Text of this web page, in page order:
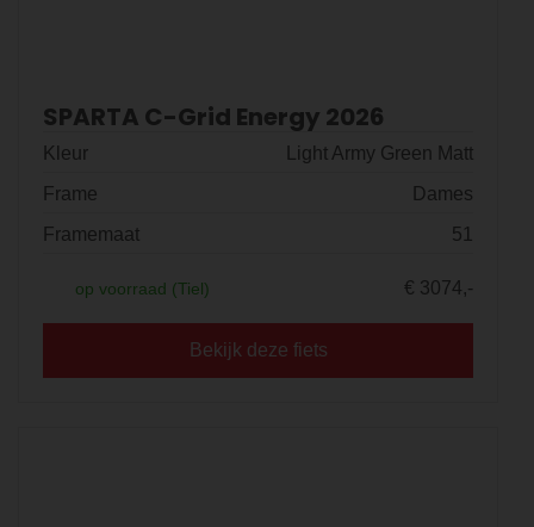
SPARTA C-Grid Energy 2026
Kleur
Light Army Green Matt
Frame
Dames
Framemaat
51
op voorraad (Tiel) € 3074,-
Bekijk deze fiets